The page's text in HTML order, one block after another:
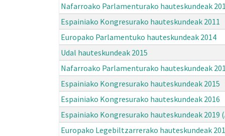
Nafarroako Parlamenturako hauteskundeak
Espainiako Kongresurako hauteskundeak 2011
Europako Parlamentuko hauteskundeak 2014
Udal hauteskundeak 2015
Nafarroako Parlamenturako hauteskundeak
Espainiako Kongresurako hauteskundeak 2015
Espainiako Kongresurako hauteskundeak 2016
Espainiako Kongresurako hauteskundeak 2019
Europako Legebiltzarrerako hauteskundeak